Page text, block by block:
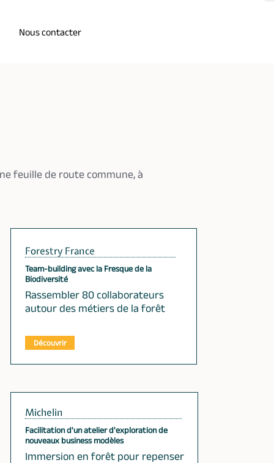
Nous contacter
feuille de route commune, à
Forestry France
Team-building avec la Fresque de la
Biodiversité
Rassembler 80 collaborateurs
autour des métiers de la forêt
Découvrir
Michelin
Facilitation d'un atelier d'exploration de
nouveaux business modèles
Immersion en forêt pour repenser